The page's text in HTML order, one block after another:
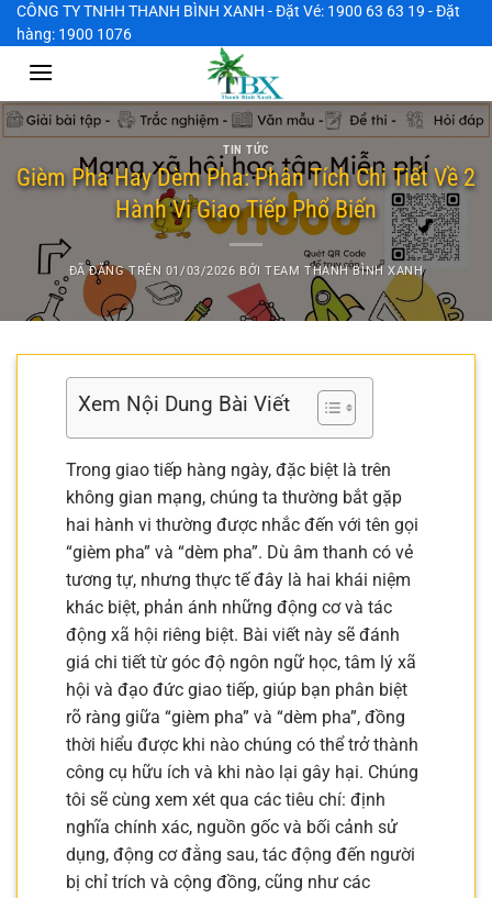
Chuyển
đến
CÔNG TY TNHH THANH BÌNH XANH - Đặt Vé: 1900 63 63 19 - Đặt
hàng: 1900 1076
TIN TỨC
Gièm Pha Hay Dèm Pha: Phân Tích Chi Tiết Về 2
Hành Vi Giao Tiếp Phổ Biến
ĐÃ ĐĂNG TRÊN 01/03/2026 BỞITEAM THANH BÌNH XANH
Xem Nội Dung Bài Viết
Trong giao tiếp hàng ngày, đặc biệt là trên
không gian mạng, chúng ta thường bắt gặp
hai hành vi thường được nhắc đến với tên gọi
“gièm pha” và “dèm pha”. Dù âm thanh có vẻ
tương tự, nhưng thực tế đây là hai khái niệm
khác biệt, phản ánh những động cơ và tác
động xã hội riêng biệt. Bài viết này sẽ đánh
giá chi tiết từ góc độ ngôn ngữ học, tâm lý xã
hội và đạo đức giao tiếp, giúp bạn phân biệt
rõ ràng giữa “gièm pha” và “dèm pha”, đồng
thời hiểu được khi nào chúng có thể trở thành
công cụ hữu ích và khi nào lại gây hại. Chúng
tôi sẽ cùng xem xét qua các tiêu chí: định
nghĩa chính xác, nguồn gốc và bối cảnh sử
dụng, động cơ đằng sau, tác động đến người
bị chỉ trích và cộng đồng, cũng như các